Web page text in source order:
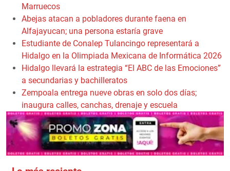
Marruecos
Abejas atacan a pobladores durante faena en
Alfajayucan; una persona estaría grave
Estudiante de Conalep Tulancingo representará a
Hidalgo en la Olimpiada Mexicana de Informática 2026
Hidalgo llevará la estrategia “El ABC de las Emociones”
a secundarias y bachilleratos
Zempoala entrega nueve obras en solo dos días;
inaugura calles, canchas, drenaje y escuela